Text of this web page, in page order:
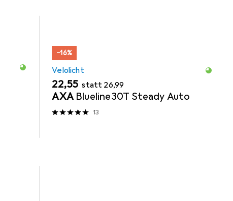
−16%
Velolicht
EUR
22,55 statt EUR
26,99
AXA Blueline30T Steady Auto
13